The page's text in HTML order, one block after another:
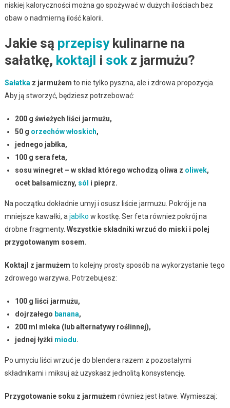
niskiej kaloryczności można go spożywać w dużych ilościach bez
obaw o nadmierną ilość kalorii.
Jakie są przepisykulinarne na
sałatkę, koktajl i sokz jarmużu?
Sałatka z jarmużem to nie tylko pyszna, ale i zdrowa propozycja.
Aby ją stworzyć, będziesz potrzebować:
200 g świeżych liści jarmużu,
50 g orzechów włoskich,
jednego jabłka,
100 g sera feta,
sosu winegret – w skład którego wchodzą oliwa z oliwek,
ocet balsamiczny, sól i pieprz.
Na początku dokładnie umyj i osusz liście jarmużu. Pokrój je na
mniejsze kawałki, a jabłko w kostkę. Ser feta również pokrój na
drobne fragmenty. Wszystkie składniki wrzuć do miski i polej
przygotowanym sosem.
Koktajl z jarmużem to kolejny prosty sposób na wykorzystanie tego
zdrowego warzywa. Potrzebujesz:
100 g liści jarmużu,
dojrzałego banana,
200 ml mleka (lub alternatywy roślinnej),
jednej łyżki miodu.
Po umyciu liści wrzuć je do blendera razem z pozostałymi
składnikami i miksuj aż uzyskasz jednolitą konsystencję.
Przygotowanie soku z jarmużem również jest łatwe. Wymieszaj: